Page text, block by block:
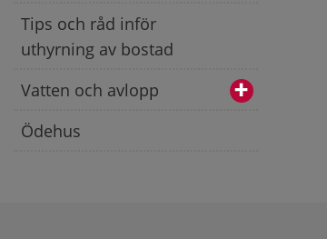
Tips och råd inför
uthyrning av bostad
Vatten och avlopp
Ödehus